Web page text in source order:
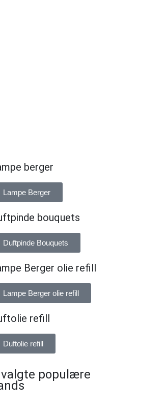
berger
Lampe Berger
bouquets
Duftpinde Bouquets
Berger olie refill
Lampe Berger olie refill
refill
Duftolie refill
populære